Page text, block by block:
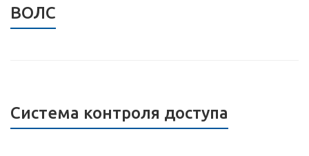
ВОЛС
Система контроля доступа